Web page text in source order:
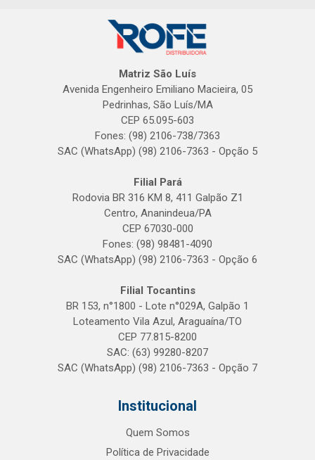
Matriz São Luís
Avenida Engenheiro Emiliano Macieira, 05
Pedrinhas, São Luís/MA
CEP 65.095-603
Fones: (98) 2106-738/7363
SAC (WhatsApp) (98) 2106-7363 - Opção 5
Filial Pará
Rodovia BR 316 KM 8, 411 Galpão Z1
Centro, Ananindeua/PA
CEP 67030-000
Fones: (98) 98481-4090
SAC (WhatsApp) (98) 2106-7363 - Opção 6
Filial Tocantins
BR 153, n°1800 - Lote n°029A, Galpão 1
Loteamento Vila Azul, Araguaína/TO
CEP 77.815-8200
SAC: (63) 99280-8207
SAC (WhatsApp) (98) 2106-7363 - Opção 7
Institucional
Quem Somos
Política de Privacidade